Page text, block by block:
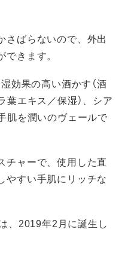
さばらないので、外出
きます。
効果の高い酒かす（酒
葉エキス／保湿）、シア
肌を潤いのヴェールで
チャーで、使用した直
やすい手肌にリッチな
、2019年2月に誕生し